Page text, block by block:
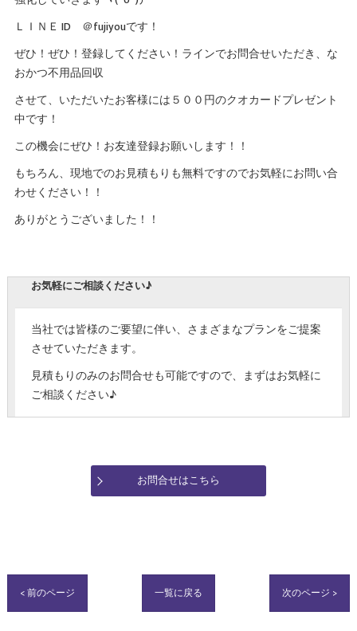
ＬＩＮＥ ID ＠fujiyouです！
ぜひ！ぜひ！登録してください！ラインでお問合せいただき、な
おかつ不用品回収
させて、いただいたお客様には５００円のクオカードプレゼント
中です！
この機会にぜひ！お友達登録お願いします！！
もちろん、現地でのお見積もりも無料ですのでお気軽にお問い合
わせください！！
ありがとうございました！！
お気軽にご相談ください♪
当社では皆様のご要望に伴い、さまざまなプランをご提案
させていただきます。
見積もりのみのお問合せも可能ですので、まずはお気軽に
ご相談ください♪
お問合せはこちら
< 前のページ 一覧に戻る 次のページ >